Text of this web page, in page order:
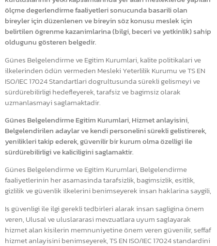
ölçme degerlendirme faaliyetleri sonucunda basarili olan
bireyler için düzenlenen ve bireyin söz konusu meslek için
belirtilen ögrenme kazanimlarina (bilgi, beceri ve yetkinlik) sahip
oldugunu gösteren belgedir.
Günes Belgelendirme ve Egitim Kurumlari, kalite politikalari ve
ilkelerinden ödün vermeden Mesleki Yeterlilik Kurumu ve TS EN
ISO/IEC 17024 Standartlari dogrultusunda sürekli gelismeyi ve
sürdürebilirligi hedefleyerek, tarafsiz ve bagimsiz olarak
uzmanlasmayi saglamaktadir.
Günes Belgelendirme Egitim Kurumlari, Hizmet anlayisini,
Belgelendirilen adaylar ve kendi personelini sürekli gelistirerek,
yenilikleri takip ederek, güvenilir bir kurum olma özelligi ile
sürdürebilirligi ve kaliciligini saglamaktir.
Günes Belgelendirme ve Egitim Kurumlari, Belgelendirme
faaliyetlerinin her asamasinda tarafsizlik, bagimsizlik, esitlik,
gizlilik ve güvenlik ilkelerini benimseyerek insan haklarina saygili,
Is güvenligi ile ilgi gerekli tedbirleri alarak insan sagligina önem
veren, Ulusal ve uluslararasi mevzuatlara uyum saglayarak
hizmet alan kisilerin memnuniyetine önem veren güvenilir, seffaf
hizmet anlayisini benimseyerek, TS EN ISO/IEC 17024 standardini